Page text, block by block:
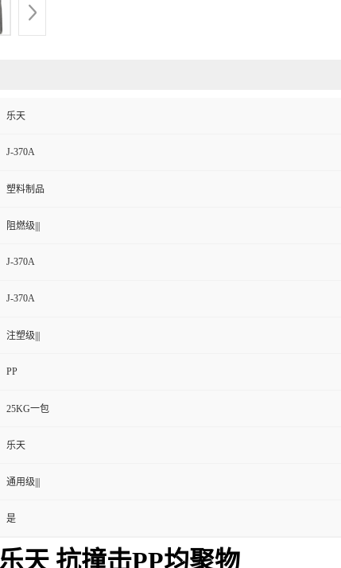
乐天
J-370A
塑料制品
阻燃级|||
J-370A
J-370A
注塑级|||
PP
25KG一包
乐天
通用级|||
是
天 抗撞击PP均聚物